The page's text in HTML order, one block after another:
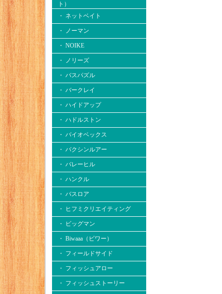
ト）
・ ネットベイト
・ ノーマン
・ NOIKE
・ ノリーズ
・ バスパズル
・ バークレイ
・ ハイドアップ
・ ハドルストン
・ バイオベックス
・ バクシンルアー
・ バレーヒル
・ ハンクル
・ バスロア
・ ヒフミクリエイティング
・ ビッグマン
・ Biwaaa（ビワー）
・ フィールドサイド
・ フィッシュアロー
・ フィッシュストーリー